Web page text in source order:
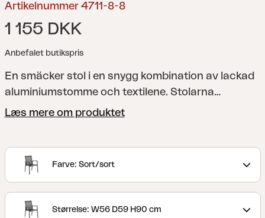
Artikelnummer 4711-8-8
1 155 DKK
Anbefalet butikspris
En smäcker stol i en snygg kombination av lackad
aluminiumstomme och textilene. Stolarna
matchas med fördel med något av våra bord och
dyker upp.
Læs mere om produktet
Farve: Sort/sort
Størrelse: W56 D59 H90 cm